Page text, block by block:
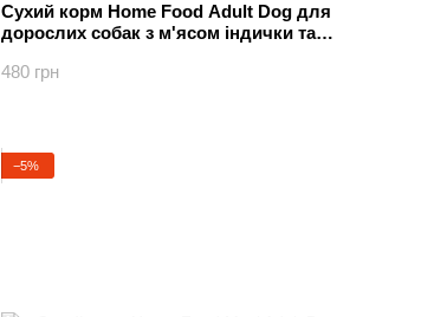
Сухий корм Home Food Adult Dog для
дорослих собак з м'ясом індички та
480 грн
−5%